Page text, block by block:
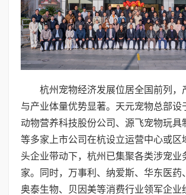
杭州宠物经济发展位居全国前列，
与产业体量优势显著。天元宠物总部设
动物营养科技股份公司、源飞宠物玩具
等多家上市公司在杭设立运营中心或区
头企业带动下，杭州已集聚各类涉宠业
家。同时，万事利、纳爱斯、华东医药
奥泰生物、贝因美等消费行业领军企业